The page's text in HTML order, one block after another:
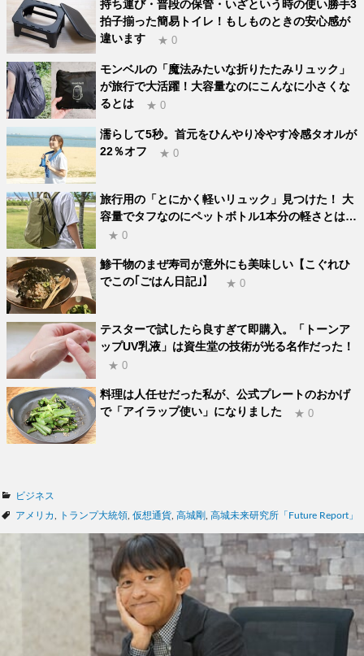
持ち運び・普段の保管・いざという時の使い勝手3
拍子揃った簡易トイレ！もしものときの安心感が
違います
★ 0
モンベルの「魔法みたいな折りたたみリュック」
が旅行で大活躍！大容量なのにこんなに小さくな
るとは
★ 0
濡らして5秒。首元をひんやり冷やす冷感タオルが
22％オフ
★ 0
旅行用の「とにかく軽いリュック」見つけた！ 大
容量でタフなのにペットボトル1本分の軽さとは…
★ 0
鯵干物のまぜ寿司が意外にも美味しい【こぐれひ
でこの｢ごはん日記｣】
★ 0
テスターで試したら良すぎて即購入。「トーンア
ップUV乳液」は資生堂の技術が光る名作だった！
★ 0
料理は人任せだった私が、公式プレートのおかげ
で「アイラップ使い」になりました
★ 0
カ
テ
ビジネス
タ
アメリカ トランプ大統領 仮想通貨 高城剛 高城未来研究所「Future Report」